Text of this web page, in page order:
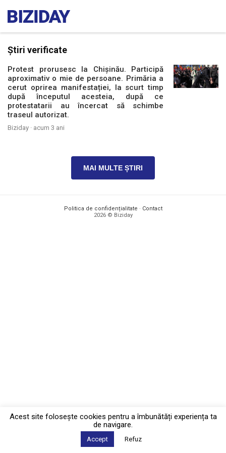
Știri verificate
Protest prorusesc la Chișinău. Participă
aproximativ o mie de persoane. Primăria a
cerut oprirea manifestației, la scurt timp
după începutul acesteia, după ce
protestatarii au încercat să schimbe
traseul autorizat.
Biziday · acum 3 ani
MAI MULTE ȘTIRI
Politica de confidențialitate · Contact
2026 © Biziday
Acest site foloseşte cookies pentru a îmbunătăți experiența ta
de navigare.
Accept Refuz